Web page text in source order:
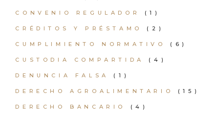
CONVENIO REGULADOR (1)
CRÉDITOS Y PRÉSTAMO (2)
CUMPLIMIENTO NORMATIVO (6)
CUSTODIA COMPARTIDA (4)
DENUNCIA FALSA (1)
DERECHO AGROALIMENTARIO (15)
DERECHO BANCARIO (4)